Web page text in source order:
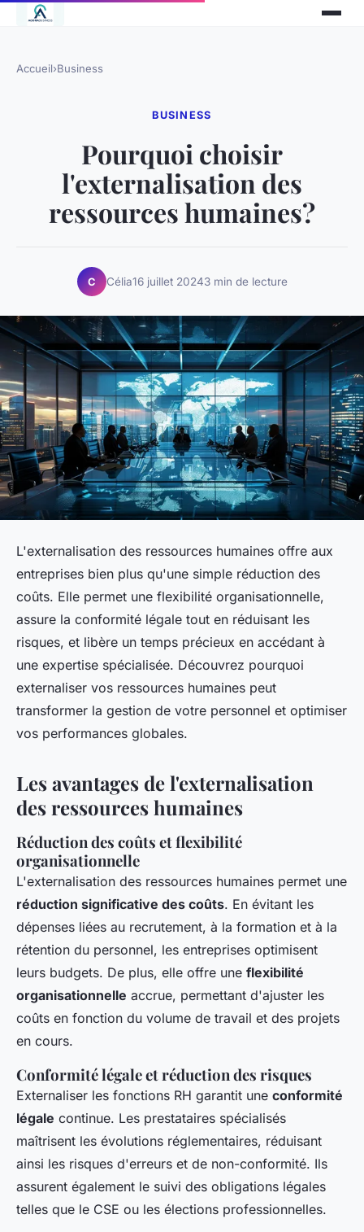
Accueil›Business
BUSINESS
Pourquoi choisir
l'externalisation des
ressources humaines?
C Célia16 juillet 20243 min de lecture
L'externalisation des ressources humaines offre aux
entreprises bien plus qu'une simple réduction des
coûts. Elle permet une flexibilité organisationnelle,
assure la conformité légale tout en réduisant les
risques, et libère un temps précieux en accédant à
une expertise spécialisée. Découvrez pourquoi
externaliser vos ressources humaines peut
transformer la gestion de votre personnel et optimiser
vos performances globales.
Les avantages de l'externalisation
des ressources humaines
Réduction des coûts et flexibilité
organisationnelle
L'externalisation des ressources humaines permet une
réduction significative des coûts. En évitant les
dépenses liées au recrutement, à la formation et à la
rétention du personnel, les entreprises optimisent
leurs budgets. De plus, elle offre une flexibilité
organisationnelle accrue, permettant d'ajuster les
coûts en fonction du volume de travail et des projets
en cours.
Conformité légale et réduction des risques
Externaliser les fonctions RH garantit une conformité
légale continue. Les prestataires spécialisés
maîtrisent les évolutions réglementaires, réduisant
ainsi les risques d'erreurs et de non-conformité. Ils
assurent également le suivi des obligations légales
telles que le CSE ou les élections professionnelles.